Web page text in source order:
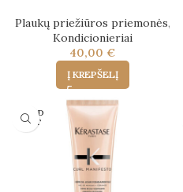
Plaukų priežiūros priemonės,
Kondicionieriai
40,00 €
Į KREPŠELĮ
SOLD
OUT